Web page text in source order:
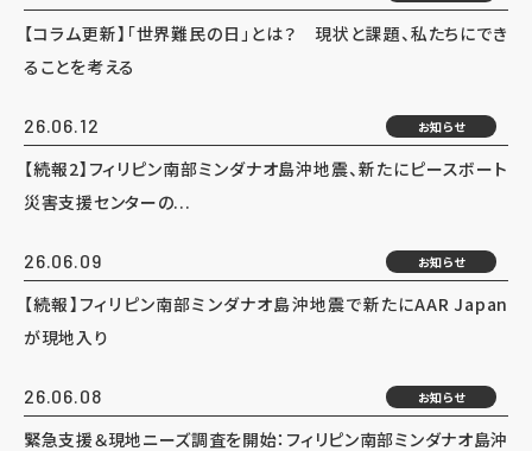
【コラム更新】「世界難民の日」とは？ 現状と課題、私たちにでき
ることを考える
26.06.12 お知らせ
【続報2】フィリピン南部ミンダナオ島沖地震、新たにピースボート
災害支援センターの...
26.06.09 お知らせ
【続報】フィリピン南部ミンダナオ島沖地震で新たにAAR Japan
が現地入り
26.06.08 お知らせ
緊急支援＆現地ニーズ調査を開始：フィリピン南部ミンダナオ島沖